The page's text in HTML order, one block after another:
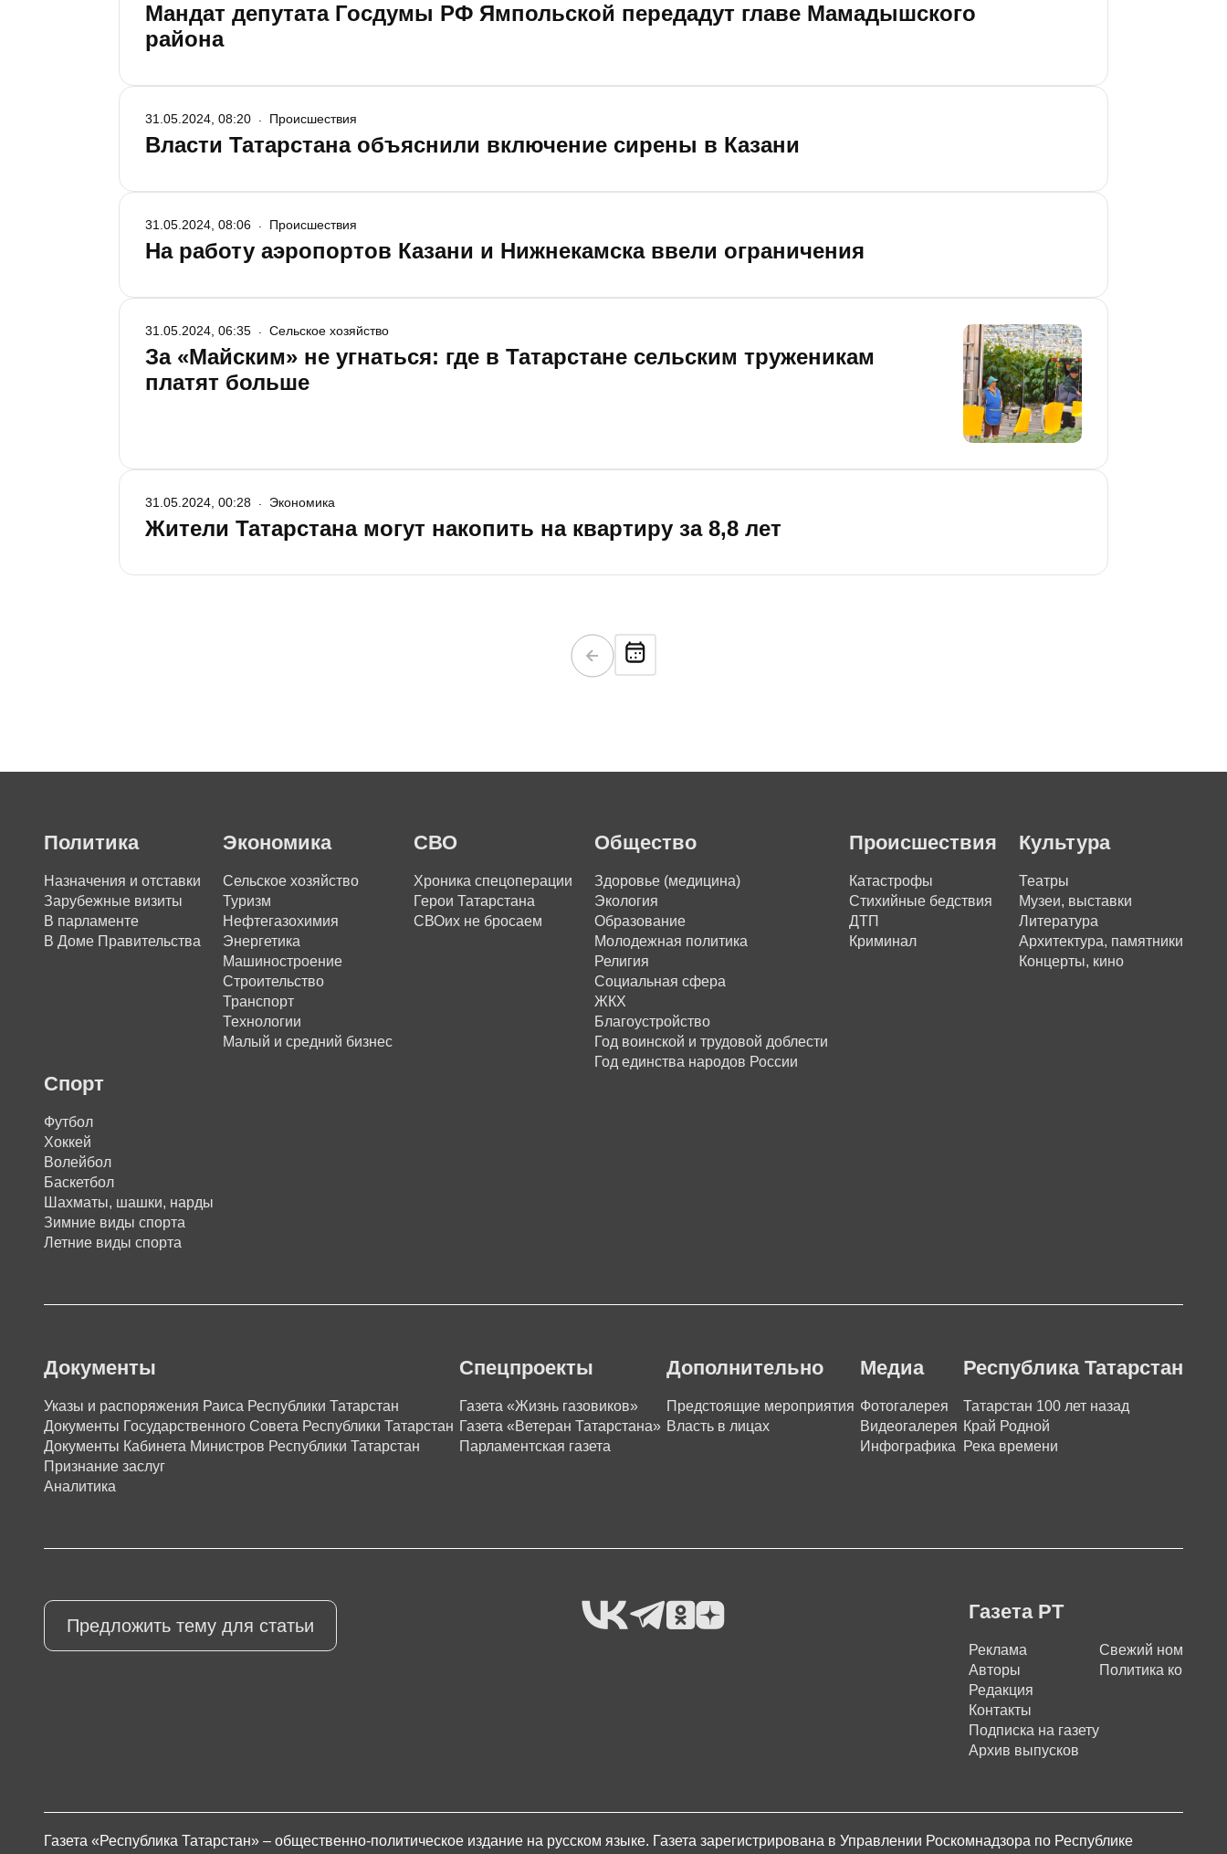
Мандат депутата Госдумы РФ Ямпольской передадут главе Мамадышского
района
Власти Татарстана объяснили включение сирены в Казани
31.05.2024, 08:20 Происшествия
На работу аэропортов Казани и Нижнекамска ввели ограничения
31.05.2024, 08:06 Происшествия
За «Майским» не угнаться: где в Татарстане сельским труженикам
платят больше
31.05.2024, 06:35 Сельское хозяйство
Жители Татарстана могут накопить на квартиру за 8,8 лет
31.05.2024, 00:28 Экономика
Политика
Назначения и отставки
Зарубежные визиты
В парламенте
В Доме Правительства
Экономика
Сельское хозяйство
Туризм
Нефтегазохимия
Энергетика
Машиностроение
Строительство
Транспорт
Технологии
Малый и средний бизнес
СВО
Хроника спецоперации
Герои Татарстана
СВОих не бросаем
Общество
Здоровье (медицина)
Экология
Образование
Молодежная политика
Религия
Социальная сфера
ЖКХ
Благоустройство
Год воинской и трудовой доблести
Год единства народов России
Происшествия
Катастрофы
Стихийные бедствия
ДТП
Криминал
Культура
Театры
Музеи, выставки
Литература
Архитектура, памятники
Концерты, кино
Спорт
Футбол
Хоккей
Волейбол
Баскетбол
Шахматы, шашки, нарды
Зимние виды спорта
Летние виды спорта
Документы
Указы и распоряжения Раиса Республики Татарстан
Документы Государственного Совета Республики Татарстан
Документы Кабинета Министров Республики Татарстан
Признание заслуг
Аналитика
Спецпроекты
Газета «Жизнь газовиков»
Газета «Ветеран Татарстана»
Парламентская газета
Дополнительно
Предстоящие мероприятия
Власть в лицах
Медиа
Фотогалерея
Видеогалерея
Инфографика
Республика Татарстан
Татарстан 100 лет назад
Край Родной
Река времени
Предложить тему для статьи
Газета РТ
Реклама
Авторы
Редакция
Контакты
Подписка на газету
Архив выпусков
Свежий номер
Политика
Газета «Республика Татарстан» – общественно-политическое издание на русском языке. Газета зарегистрирована в Управлении Роскомнадзора по Республике